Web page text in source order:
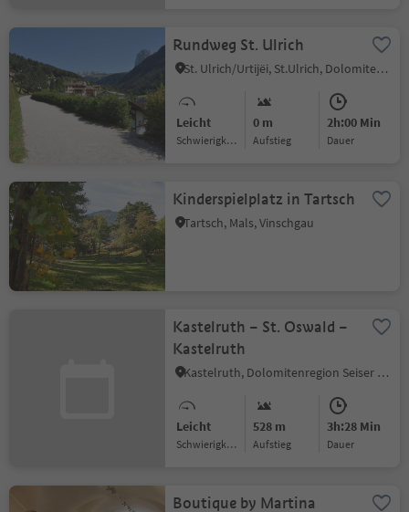
Rundweg St. Ulrich
St. Ulrich/Urtijëi, St.Ulrich, Dolomitenregion Gröden
Leicht
Schwierigkeitsgrad
0 m
Aufstieg
2h:00 Min
Dauer
Kinderspielplatz in Tartsch
Tartsch, Mals, Vinschgau
Kastelruth – St. Oswald –
Kastelruth
Kastelruth, Dolomitenregion Seiser Alm
Leicht
Schwierigkeitsgrad
528 m
Aufstieg
3h:28 Min
Dauer
Boutique by Martina